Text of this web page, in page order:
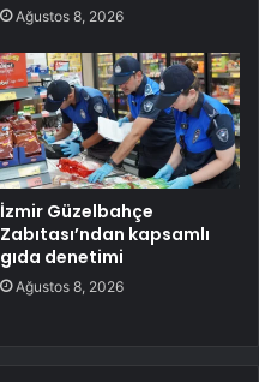
Ağustos 8, 2026
İzmir Güzelbahçe
Zabıtası’ndan kapsamlı
gıda denetimi
Ağustos 8, 2026